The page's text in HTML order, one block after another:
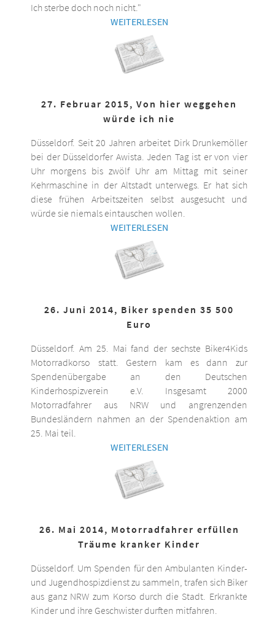
Ich sterbe doch noch nicht."
WEITERLESEN
27. Februar 2015, Von hier weggehen
würde ich nie
Düsseldorf. Seit 20 Jahren arbeitet Dirk Drunkemöller
bei der Düsseldorfer Awista. Jeden Tag ist er von vier
Uhr morgens bis zwölf Uhr am Mittag mit seiner
Kehrmaschine in der Altstadt unterwegs. Er hat sich
diese frühen Arbeitszeiten selbst ausgesucht und
würde sie niemals eintauschen wollen.
WEITERLESEN
26. Juni 2014, Biker spenden 35 500
Euro
Düsseldorf. Am 25. Mai fand der sechste Biker4Kids
Motorradkorso statt. Gestern kam es dann zur
Spendenübergabe an den Deutschen
Kinderhospizverein e.V. Insgesamt 2000
Motorradfahrer aus NRW und angrenzenden
Bundesländern nahmen an der Spendenaktion am
25. Mai teil.
WEITERLESEN
26. Mai 2014, Motorradfahrer erfüllen
Träume kranker Kinder
Düsseldorf. Um Spenden für den Ambulanten Kinder-
und Jugendhospizdienst zu sammeln, trafen sich Biker
aus ganz NRW zum Korso durch die Stadt. Erkrankte
Kinder und ihre Geschwister durften mitfahren.